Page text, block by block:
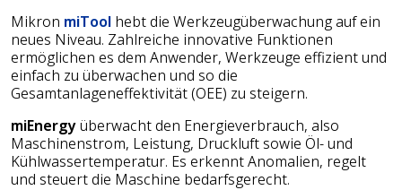
Mikron miTool hebt die Werkzeugüberwachung auf ein
neues Niveau. Zahlreiche innovative Funktionen
ermöglichen es dem Anwender, Werkzeuge effizient und
einfach zu überwachen und so die
Gesamtanlageneffektivität (OEE) zu steigern.
miEnergyüberwacht den Energieverbrauch, also
Maschinenstrom, Leistung, Druckluft sowie Öl- und
Kühlwassertemperatur. Es erkennt Anomalien, regelt
und steuert die Maschine bedarfsgerecht.